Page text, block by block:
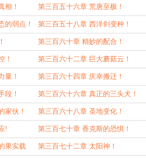
相！ 第三百五十六章 荒唐至极！
的弱点！ 第三百五十八章 西洋剑变种！
第三百六十章 精妙的配合！
！ 第三百六十二章 巨大蘑菇云！
量！ 第三百六十四章 庆幸搬迁！
段！ 第三百六十六章 真正的三头犬！
家伙！ 第三百六十八章 圣地变化！
! 第三百七十章 香克斯的恐惧！
果实载 第三百七十二章 太阳神！